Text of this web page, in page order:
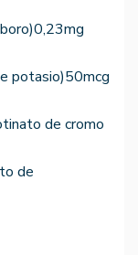
potasio)50mcg
de cromo
de